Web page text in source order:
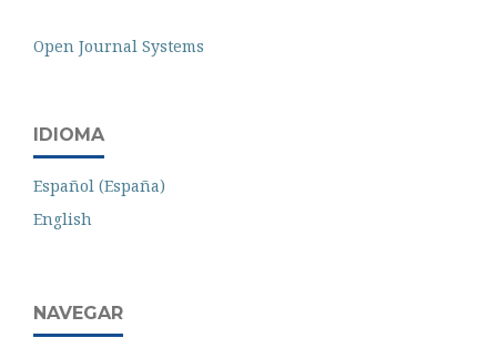
Open Journal Systems
IDIOMA
Español (España)
English
NAVEGAR